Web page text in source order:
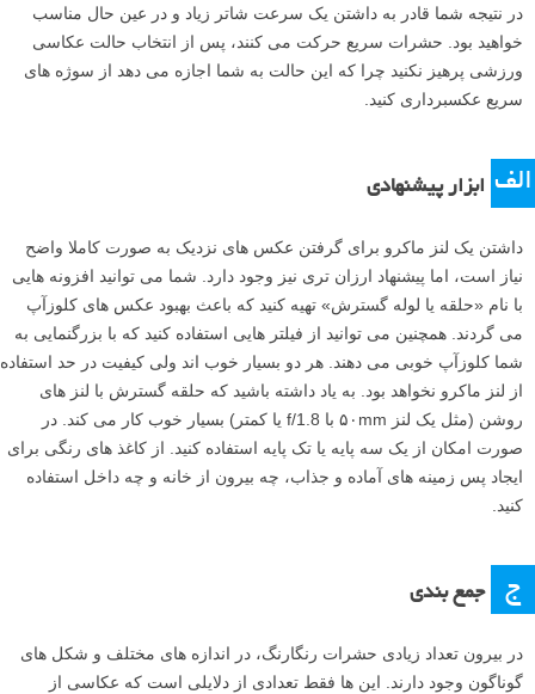
در نتیجه شما قادر به داشتن یک سرعت شاتر زیاد و در عین حال مناسب
خواهید بود. حشرات سریع حرکت می کنند، پس از انتخاب حالت عکاسی
ورزشی پرهیز نکنید چرا که این حالت به شما اجازه می دهد از سوژه های
سریع عکسبرداری کنید.
الف ابزار پیشنهادی
داشتن یک لنز ماکرو برای گرفتن عکس های نزدیک به صورت کاملا واضح
نیاز است، اما پیشنهاد ارزان تری نیز وجود دارد. شما می توانید افزونه هایی
با نام «حلقه یا لوله گسترش» تهیه کنید که باعث بهبود عکس های کلوزآپ
می گردند. همچنین می توانید از فیلتر هایی استفاده کنید که با بزرگنمایی به
شما کلوزآپ خوبی می دهند. هر دو بسیار خوب اند ولی کیفیت در حد استفاده
از لنز ماکرو نخواهد بود. به یاد داشته باشید که حلقه گسترش با لنز های
روشن (مثل یک لنز ۵۰mm با f/1.8 یا کمتر) بسیار خوب کار می کند. در
صورت امکان از یک سه پایه یا تک پایه استفاده کنید. از کاغذ های رنگی برای
ایجاد پس زمینه های آماده و جذاب، چه بیرون از خانه و چه داخل استفاده
کنید.
ج جمع بندی
در بیرون تعداد زیادی حشرات رنگارنگ، در اندازه های مختلف و شکل های
گوناگون وجود دارند. این ها فقط تعدادی از دلایلی است که عکاسی از